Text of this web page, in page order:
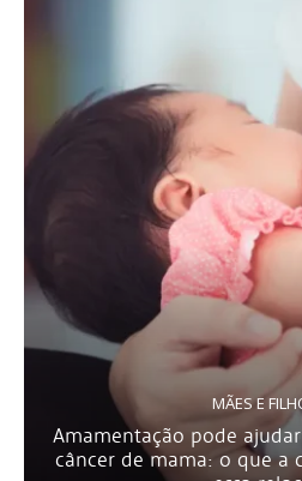
MÃES E
Amamentação pode
câncer de mama: o que a